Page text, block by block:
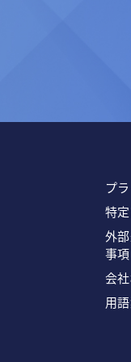
プ
特
外
事項
会
用